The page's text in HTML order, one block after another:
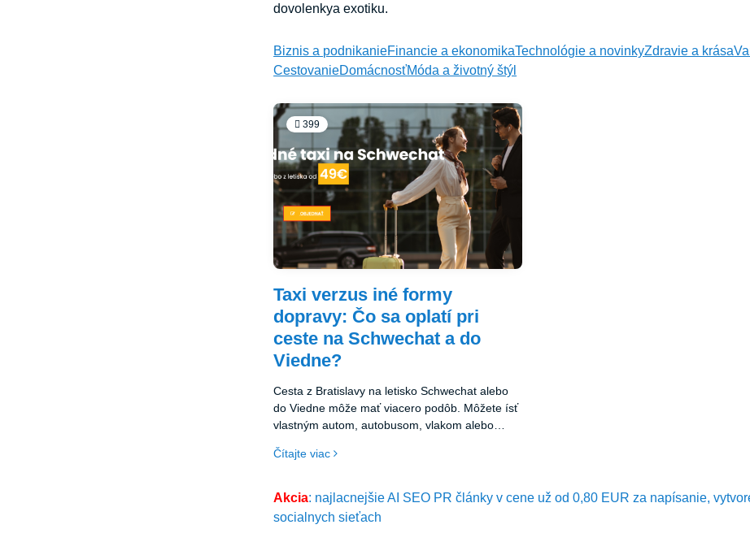
dovolenkya exotiku.
Biznis a podnikanieFinancie a ekonomikaTechnológie a novinkyZdravie a krása
CestovanieDomácnosťMóda a životný štýl
399
Taxi verzus iné formy
dopravy: Čo sa oplatí pri
ceste na Schwechat a do
Viedne?
Cesta z Bratislavy na letisko Schwechat alebo
do Viedne môže mať viacero podôb. Môžete ísť
vlastným autom, autobusom, vlakom alebo
nevýhody. Pozrime sa na porovnanie.
Čítajte viac
Akcia: najlacnejšie AI SEO PR články v cene už od 0,80 EUR za napísanie,
socialnych sieťach